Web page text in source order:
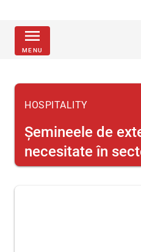
menu
MENU
HOSPITALITY
Şemineele de
necesitate în